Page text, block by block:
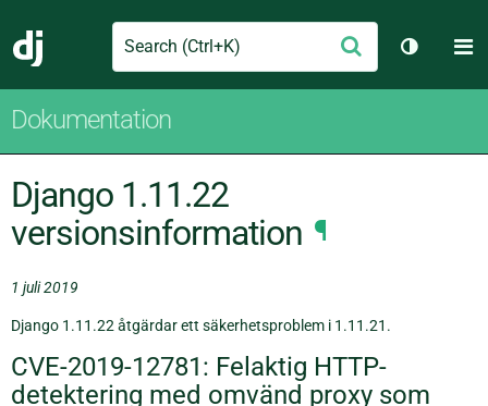
Django
Search Skicka
Växla
Dokumentation
Django 1.11.22
versionsinformation ¶
1 juli 2019
Django 1.11.22 åtgärdar ett säkerhetsproblem i 1.11.21.
CVE-2019-12781: Felaktig HTTP-
detektering med omvänd proxy som